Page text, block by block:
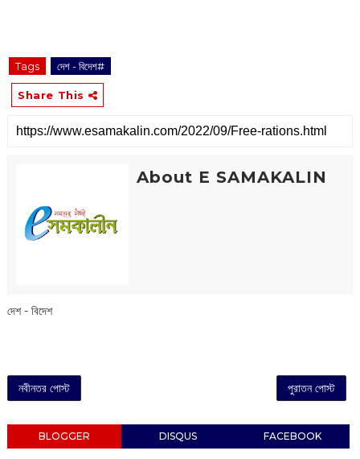
Tags দেশ - বিদেশ#
Share This
About E SAMAKALIN
দেশ - বিদেশ
নবীনতর পোস্ট পুরাতন পোস্ট
BLOGGER DISQUS FACEBOOK